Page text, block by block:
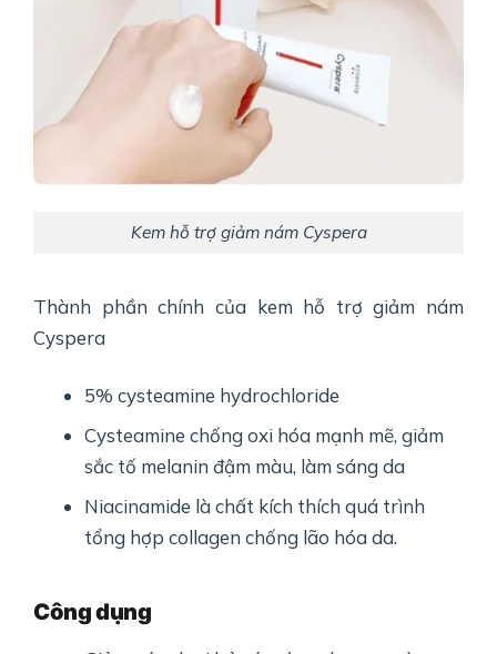
Kem hỗ trợ giảm nám Cyspera
Thành phần chính của kem hỗ trợ giảm nám
Cyspera
5% cysteamine hydrochloride
Cysteamine chống oxi hóa mạnh mẽ, giảm
sắc tố melanin đậm màu, làm sáng da
Niacinamide là chất kích thích quá trình
tổng hợp collagen chống lão hóa da.
Công dụng